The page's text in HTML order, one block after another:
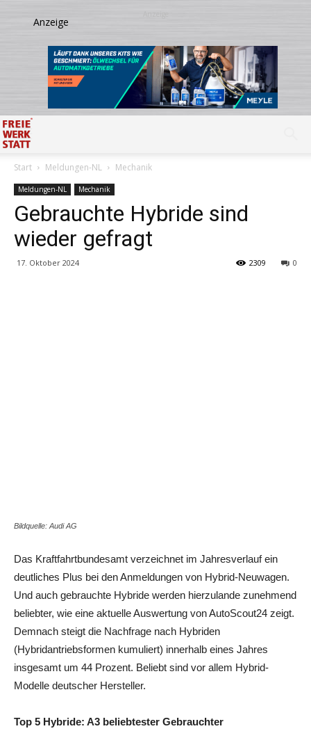
Start Meldungen-NL Mechanik
Meldungen-NL Mechanik
Gebrauchte Hybride sind
wieder gefragt
17. Oktober 2024 0
2309
Bildquelle: Audi AG
Das Kraftfahrtbundesamt verzeichnet im Jahresverlauf ein
deutliches Plus bei den Anmeldungen von Hybrid-Neuwagen.
Und auch gebrauchte Hybride werden hierzulande zunehmend
beliebter, wie eine aktuelle Auswertung von AutoScout24 zeigt.
Demnach steigt die Nachfrage nach Hybriden
(Hybridantriebsformen kumuliert) innerhalb eines Jahres
insgesamt um 44 Prozent. Beliebt sind vor allem Hybrid-
Modelle deutscher Hersteller.
Top 5 Hybride: A3 beliebtester Gebrauchter